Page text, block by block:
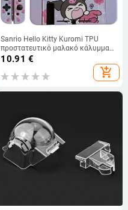
Sanrio Hello Kitty Kuromi TPU
προστατευτικό μαλακό κάλυμμα
για Nintendo Switch OLED, ροζ
10.91 €
add_shopping_cart